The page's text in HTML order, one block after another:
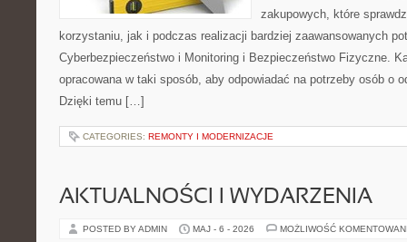
zakupowych, które
korzystaniu, jak i podczas realizacji bardziej zaawansowanych
Cyberbezpieczeństwo i Monitoring i Bezpieczeństwo Fizyczne.
opracowana w taki sposób, aby odpowiadać na potrzeby osób o
Dzięki temu […]
CATEGORIES: REMONTY I MODERNIZACJE
AKTUALNOŚCI I WYDARZENIA
POSTED BY ADMIN MAJ - 6 - 2026 MOŻLIWOŚĆ